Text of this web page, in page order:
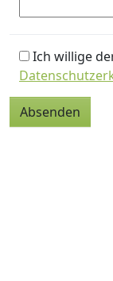
Ich willige